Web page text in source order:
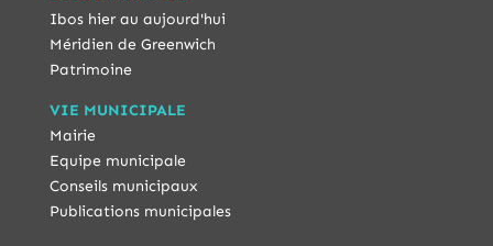
Ibos hier au aujourd'hui
Méridien de Greenwich
Patrimoine
VIE MUNICIPALE
Mairie
Equipe municipale
Conseils municipaux
Publications municipales